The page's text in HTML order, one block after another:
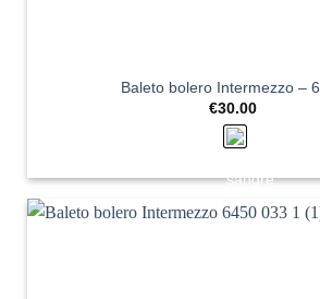
Baleto bolero Intermezzo –
€30.00